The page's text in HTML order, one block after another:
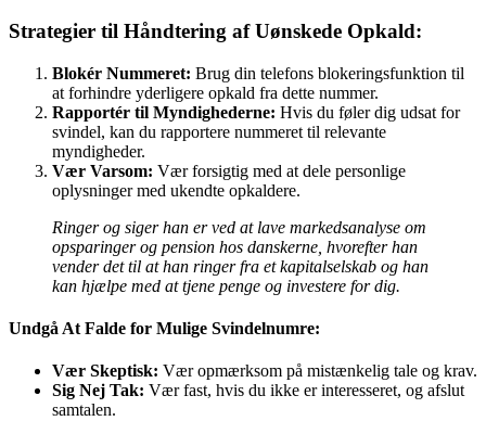
Strategier til Håndtering af Uønskede Opkald:
Blokér Nummeret: Brug din telefons blokeringsfunktion til
at forhindre yderligere opkald fra dette nummer.
Rapportér til Myndighederne: Hvis du føler dig udsat for
svindel, kan du rapportere nummeret til relevante
myndigheder.
Vær Varsom: Vær forsigtig med at dele personlige
oplysninger med ukendte opkaldere.
Ringer og siger han er ved at lave markedsanalyse om
opsparinger og pension hos danskerne, hvorefter han
vender det til at han ringer fra et kapitalselskab og han
kan hjælpe med at tjene penge og investere for dig.
Undgå At Falde for Mulige Svindelnumre:
Vær Skeptisk: Vær opmærksom på mistænkelig tale og krav.
Sig Nej Tak: Vær fast, hvis du ikke er interesseret, og afslut
samtalen.